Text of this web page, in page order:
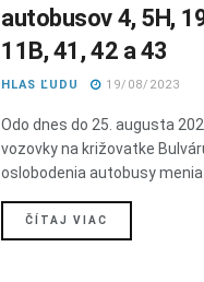
autobusov 4, 5H,
11B, 41, 42 a 43
HLAS ĽUDU 19/08/2023
Odo dnes do 25. augusta
vozovky na križovatke
oslobodenia autobusy menia
ČÍTAJ VIAC